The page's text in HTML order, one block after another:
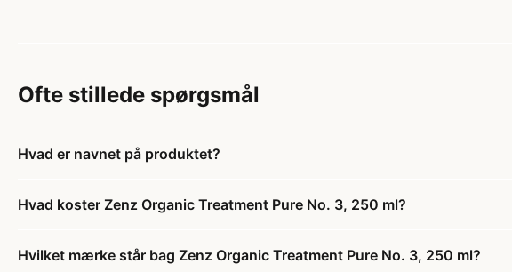
Ofte stillede spørgsmål
Hvad er navnet på produktet?
Hvad koster Zenz Organic Treatment Pure No. 3, 250 ml?
Hvilket mærke står bag Zenz Organic Treatment Pure No. 3, 250 ml?